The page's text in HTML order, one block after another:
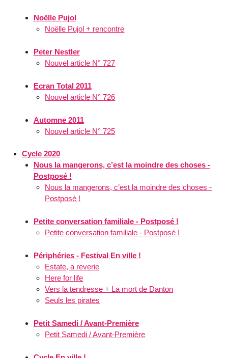
Noëlle Pujol
Noëlle Pujol + rencontre
Peter Nestler
Nouvel article N° 727
Ecran Total 2011
Nouvel article N° 726
Automne 2011
Nouvel article N° 725
Cycle 2020
Nous la mangerons, c’est la moindre des choses -
Postposé !
Nous la mangerons, c’est la moindre des choses -
Postposé !
Petite conversation familiale - Postposé !
Petite conversation familiale - Postposé !
Périphéries - Festival En ville !
Estate, a reverie
Here for life
Vers la tendresse + La mort de Danton
Seuls les pirates
Petit Samedi / Avant-Première
Petit Samedi / Avant-Première